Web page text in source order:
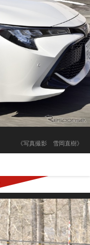
《写真撮影 雪岡直樹》